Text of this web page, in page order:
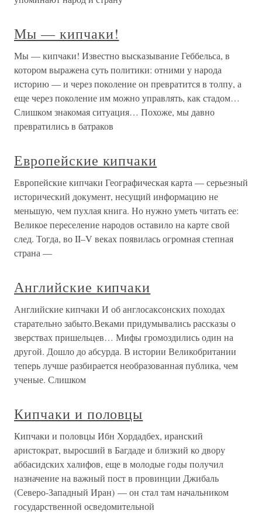
Мы — кипчаки!
Мы — кипчаки! Известно высказывание Геббельса, в
котором выражена суть политики: отними у народа
историю — и через поколение он превратится в толпу, а
еще через поколение им можно управлять, как стадом…
Слишком знакомая ситуация… Похоже, мы давно
превратились в батраков
Европейские кипчаки
Европейские кипчаки Географическая карта — серьезный
исторический документ, несущий информацию не
меньшую, чем пухлая книга. Но нужно уметь читать ее:
Великое переселение народов оставило на карте свой
след. Тогда, во II–V веках появилась огромная степная
страна —
Английские кипчаки
Английские кипчаки И об англосаксонских походах
старательно забыто.Веками придумывались рассказы о
зверствах пришельцев… Мифы громоздились один на
другой. Дошло до абсурда. В истории Великобритании
теперь лучше разбирается необразованная публика, чем
ученые. Слишком
Кипчаки и половцы
Кипчаки и половцы Ибн Хордадбех, иранский
аристократ, выросший в Багдаде и близкий ко двору
аббасидских халифов, еще в молодые годы получил
назначение на важный пост в провинции Джибаль
(Северо-Западный Иран) — он стал там начальником
государственной осведомительной